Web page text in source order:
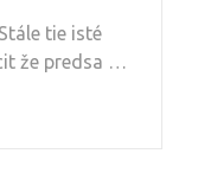
tie isté
že predsa …